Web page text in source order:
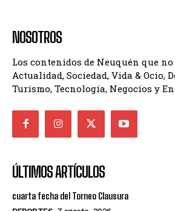
NOSOTROS
Los contenidos de Neuquén que no
Actualidad, Sociedad, Vida & Ocio,
Turismo, Tecnología, Negocios y
ÚLTIMOS ARTÍCULOS
cuarta fecha del Torneo Clausura